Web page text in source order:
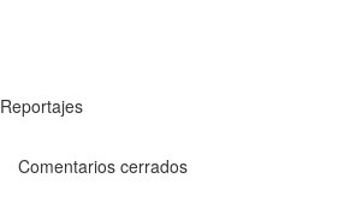
Reportajes
Comentarios cerrados